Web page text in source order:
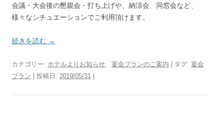
会議・大会後の懇親会・打ち上げや、納涼会、同窓会など、
様々なシチュエーションでご利用頂けます。
続きを読む →
カテゴリー: ホテルよりお知らせ 宴会プランのご案内 | タグ: 宴会
プラン | 投稿日: 2019/05/31